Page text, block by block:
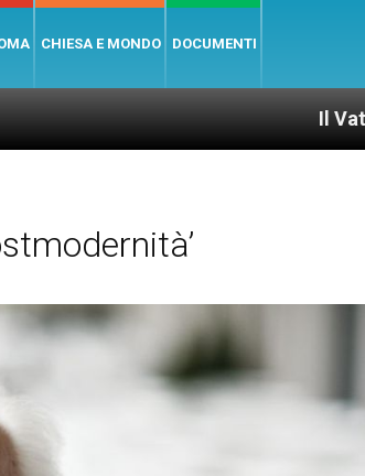
CHIESA E MONDO DOCUMENTI
Il Vaticano offre